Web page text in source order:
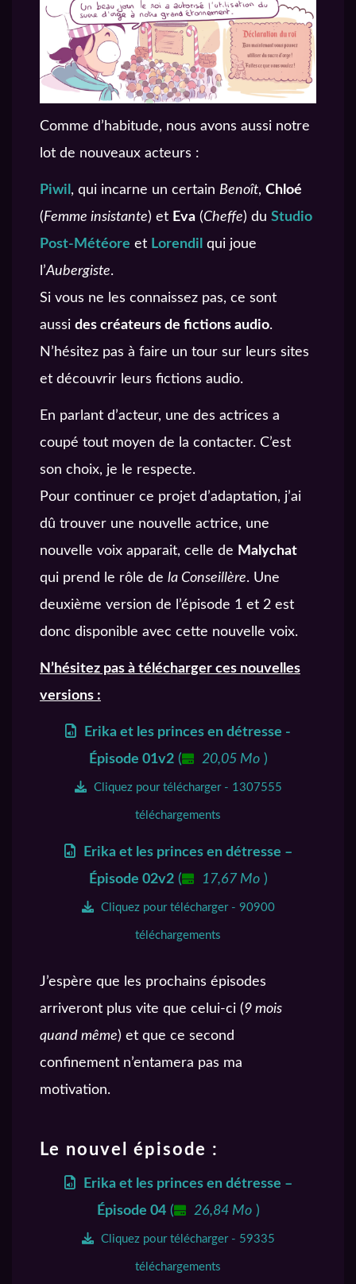
Comme d’habitude, nous avons aussi notre
lot de nouveaux acteurs :
Piwil , qui incarne un certain Benoît, Chloé
(Femme insistante) et Eva (Cheffe) du Studio
Post-Météore et Lorendil qui joue
l’Aubergiste.
Si vous ne les connaissez pas, ce sont
aussi des créateurs de fictions audio.
N’hésitez pas à faire un tour sur leurs sites
et découvrir leurs fictions audio.
En parlant d’acteur, une des actrices a
coupé tout moyen de la contacter. C’est
son choix, je le respecte.
Pour continuer ce projet d’adaptation, j’ai
dû trouver une nouvelle actrice, une
nouvelle voix apparait, celle de Malychat
qui prend le rôle de la Conseillère. Une
deuxième version de l’épisode 1 et 2 est
donc disponible avec cette nouvelle voix.
N’hésitez pas à télécharger ces nouvelles
versions :
Erika et les princes en détresse -
Épisode 01v2( 20,05 Mo )
Cliquez pour télécharger - 1307555
téléchargements
Erika et les princes en détresse –
Épisode 02v2( 17,67 Mo )
Cliquez pour télécharger - 90900
téléchargements
J’espère que les prochains épisodes
arriveront plus vite que celui-ci (9 mois
quand même) et que ce second
confinement n’entamera pas ma
motivation.
Le nouvel épisode :
Erika et les princes en détresse –
Épisode 04( 26,84 Mo )
Cliquez pour télécharger - 59335
téléchargements